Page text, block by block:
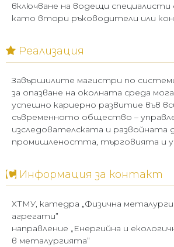
включване на водещи
като втори ръководители или
Реализация
Завършилите магистри по
за опазване на околната среда
успешно кариерно развитие във
съвременното общество –
изследователската и развойната
промишлеността, търговията и
Информация за контакт
ХТМУ, катедра „Физична
агрегати”
направление „Енергийна и
в металургията”